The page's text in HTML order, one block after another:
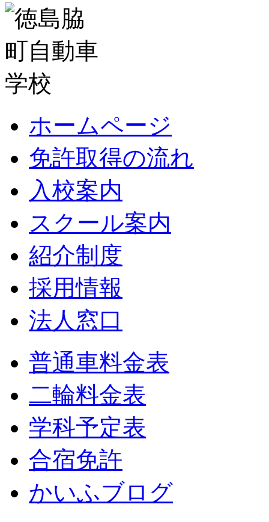
ホームページ
免許取得の流れ
入校案内
スクール案内
紹介制度
採用情報
法人窓口
普通車料金表
二輪料金表
学科予定表
合宿免許
かいふブログ